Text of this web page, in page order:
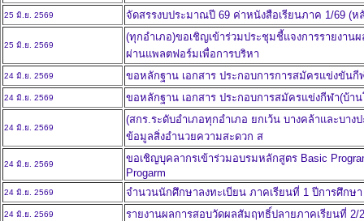
25 มิ.ย. 2569 จัดสรรงบประมาณปี 69 ค่าหนังสือเรียนภาค 1/69 (ห
25 มิ.ย. 2569
(ทุกอำเภอ)ขอเชิญเข้าร่วมประชุมชี้แจงการรายงาน
ผ่านแพลตฟอร์มเพื่อการบริหา
24 มิ.ย. 2569 ขอหลักฐาน เอกสาร ประกอบการการสมัครแข่งขันกี
24 มิ.ย. 2569 ขอหลักฐาน เอกสาร ประกอบการสมัครแข่งกีฬา(บ้า
24 มิ.ย. 2569
(สกร.ระดับอำเภอทุกอำเภอ ยกเว้น บางคล้าและบา
ข้อมูลสิ่งอำนวยความสะดวก ส
24 มิ.ย. 2569
ขอเชิญบุคลากรเข้าร่วมอบรมหลักสูตร Basic
Progarm
24 มิ.ย. 2569 จำนวนนักศึกษาลงทะเบียน ภาคเรียนที่ 1 ปีการศึกษา
24 มิ.ย. 2569 รายงานผลการสอบวัดผลสัมฤทธิ์ปลายภาคเรียนที่ 2/